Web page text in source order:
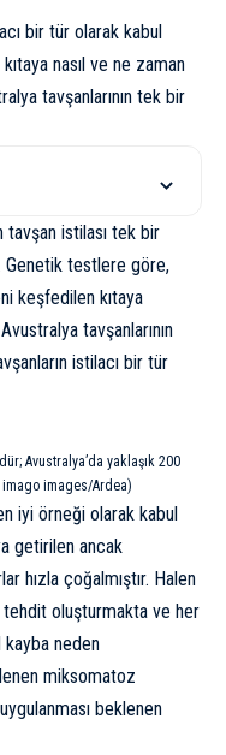
bir tür olarak kabul
nasıl ve ne zaman
tavşanlarının tek bir
tavşan istilası tek bir
Genetik testlere göre,
keşfedilen kıtaya
tavşanlarının
istilacı bir tür
Avustralya’da yaklaşık 200
images/Ardea)
iyi örneği olarak kabul
getirilen ancak
hızla çoğalmıştır. Halen
oluşturmakta ve her
kayba neden
miksomatoz
beklenen